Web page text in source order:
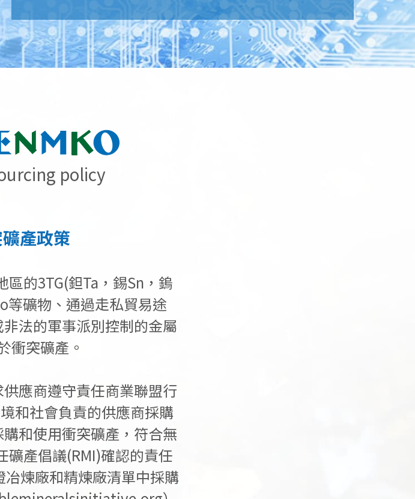
policy
產政策
的3TG(鉭Ta，錫Sn，鎢
等礦物、通過走私貿易途
法的軍事派別控制的金屬
衝突礦產。
應商遵守責任商業聯盟行
和社會負責的供應商採購
和使用衝突礦產，符合無
礦產倡議(RMI)確認的責任
冶煉廠和精煉廠清單中採購